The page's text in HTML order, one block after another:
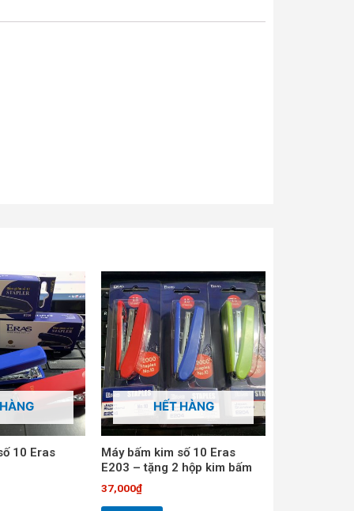
10 Eras
HẾT HÀNG
Máy bấm kim số 10 Eras
E203 – tặng 2 hộp kim bấm
37,000₫